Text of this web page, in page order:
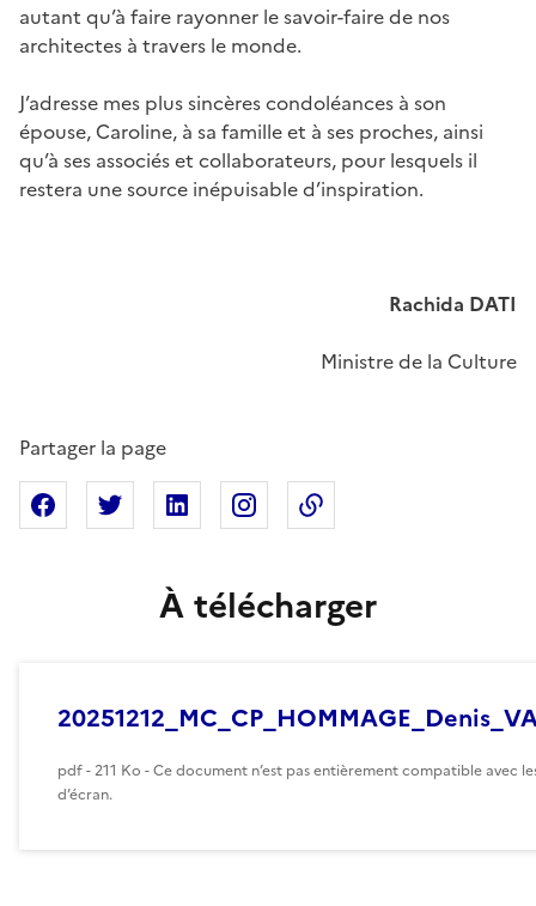
autant qu’à faire rayonner le savoir-faire de nos
architectes à travers le monde.
J’adresse mes plus sincères condoléances à son
épouse, Caroline, à sa famille et à ses proches, ainsi
qu’à ses associés et collaborateurs, pour lesquels il
restera une source inépuisable d’inspiration.
Rachida DATI
Ministre de la Culture
Partager la page
Partager sur Facebook
Partager sur XPartager sur Linkedin
Partager sur Instagram
À télécharger
pdf - 211 Ko - Ce document n’est pas entièrement compatible avec
d’écran.